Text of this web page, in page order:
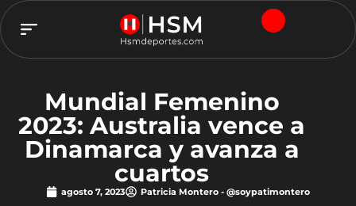
Mundial Femenino
2023: Australia vence a
Dinamarca y avanza a
cuartos
agosto 7, 2023 Patricia Montero - @soypatimontero